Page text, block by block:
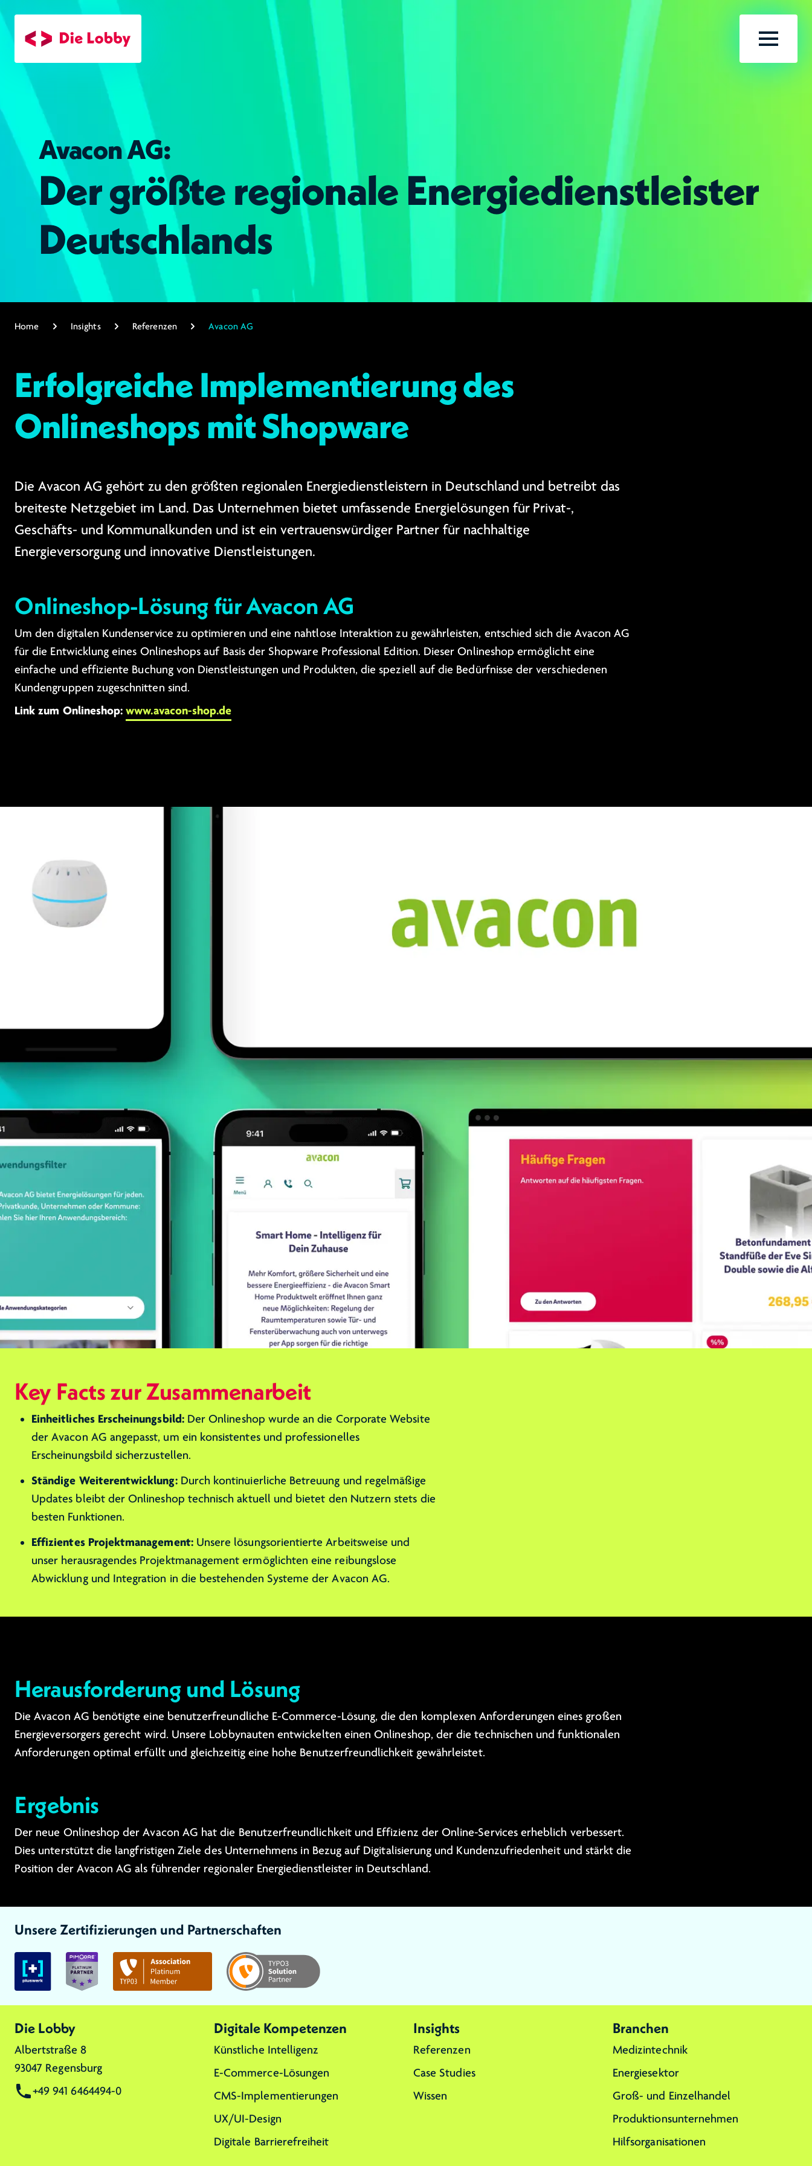
Menü
Avacon AG:
Der größte regionale Energiedienstleister
Deutschlands
Home Insights Referenzen Avacon AG
Erfolgreiche Implementierung des
Onlineshops mit Shopware
Die Avacon AG gehört zu den größten regionalen Energiedienstleistern in Deutschland und betreibt das
breiteste Netzgebiet im Land. Das Unternehmen bietet umfassende Energielösungen für Privat-,
Geschäfts- und Kommunalkunden und ist ein vertrauenswürdiger Partner für nachhaltige
Energieversorgung und innovative Dienstleistungen.
Onlineshop-Lösung für Avacon AG
Um den digitalen Kundenservice zu optimieren und eine nahtlose Interaktion zu gewährleisten, entschied sich die Avacon AG
für die Entwicklung eines Onlineshops auf Basis der Shopware Professional Edition. Dieser Onlineshop ermöglicht eine
einfache und effiziente Buchung von Dienstleistungen und Produkten, die speziell auf die Bedürfnisse der verschiedenen
Kundengruppen zugeschnitten sind.
Link zum Onlineshop: www.avacon-shop.de
Key Facts zur Zusammenarbeit
Einheitliches Erscheinungsbild:Der Onlineshop wurde an die Corporate Website
der Avacon AG angepasst, um ein konsistentes und professionelles
Erscheinungsbild sicherzustellen.
Ständige Weiterentwicklung:Durch kontinuierliche Betreuung und regelmäßige
Updates bleibt der Onlineshop technisch aktuell und bietet den Nutzern stets die
besten Funktionen.
Effizientes Projektmanagement:Unsere lösungsorientierte Arbeitsweise und
unser herausragendes Projektmanagement ermöglichten eine reibungslose
Abwicklung und Integration in die bestehenden Systeme der Avacon AG.
Herausforderung und Lösung
Die Avacon AG benötigte eine benutzerfreundliche E-Commerce-Lösung, die den komplexen Anforderungen eines großen
Energieversorgers gerecht wird. Unsere Lobbynauten entwickelten einen Onlineshop, der die technischen und funktionalen
Anforderungen optimal erfüllt und gleichzeitig eine hohe Benutzerfreundlichkeit gewährleistet.
Ergebnis
Der neue Onlineshop der Avacon AG hat die Benutzerfreundlichkeit und Effizienz der Online-Services erheblich verbessert.
Dies unterstützt die langfristigen Ziele des Unternehmens in Bezug auf Digitalisierung und Kundenzufriedenheit und stärkt die
Position der Avacon AG als führender regionaler Energiedienstleister in Deutschland.
Unsere Zertifizierungen und Partnerschaften
Link zu: Link zu: Link zu:
Die Lobby
Albertstraße 8
93047 Regensburg
+49 941 6464494-0
Digitale Kompetenzen
Künstliche Intelligenz
E-Commerce-Lösungen
CMS-Implementierungen
UX/UI-Design
Digitale Barrierefreiheit
Insights
Referenzen
Case Studies
Wissen
Branchen
Medizintechnik
Energiesektor
Groß- und Einzelhandel
Produktionsunternehmen
Hilfsorganisationen